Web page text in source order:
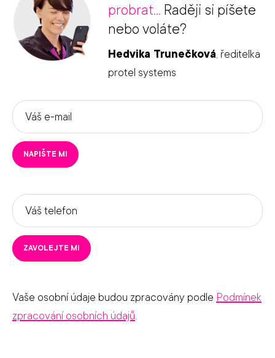
probrat... Raději si píšete
nebo voláte?
Hedvika Trunečková , ředitelka
protel systems
Váš
e-
mail
*
NAPIŠTE MI
Váš
telefon
*
ZAVOLEJTE MI
Vaše osobní údaje budou zpracovány podle Podmínek
zpracování osobních údajů